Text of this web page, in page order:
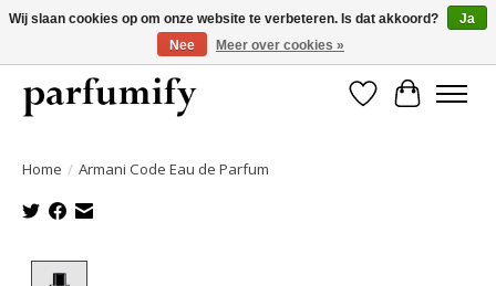
750+ Geuren | Gratis verzending | Maandelijks opzegbaar
Verlanglijst
Home / Armani Code Eau de Parfum
Wij slaan cookies op om onze website te verbeteren. Is dat akkoord?
Ja
Nee
Meer over cookies »